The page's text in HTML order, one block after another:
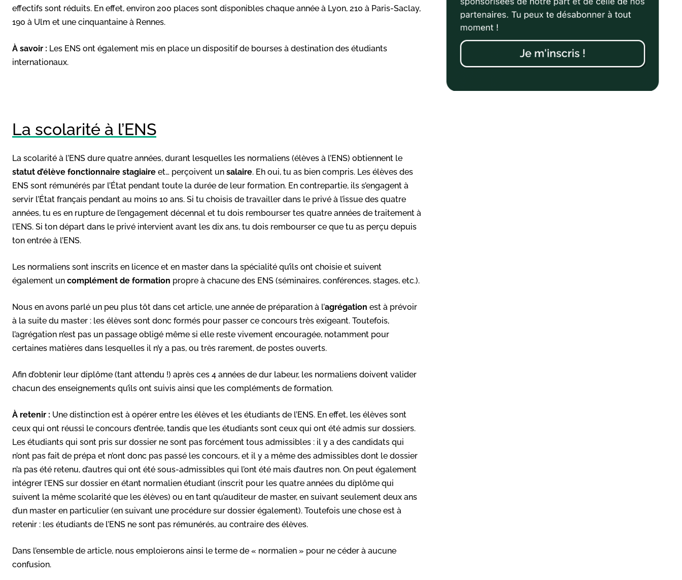
effectifs sont réduits. En effet, environ 200 places sont disponibles chaque année à Lyon, 210 à Paris-Saclay,
190 à Ulm et une cinquantaine à Rennes.
À savoir : Les ENS ont également mis en place un dispositif de bourses à destination des étudiants
internationaux.
La scolarité à l’ENS
La scolarité à l’ENS dure quatre années, durant lesquelles les normaliens (élèves à l’ENS) obtiennent le
statut d’élève fonctionnaire stagiaire et… perçoivent un salaire. Eh oui, tu as bien compris. Les élèves des
ENS sont rémunérés par l’État pendant toute la durée de leur formation. En contrepartie, ils s’engagent à
servir l’État français pendant au moins 10 ans. Si tu choisis de travailler dans le privé à l’issue des quatre
années, tu es en rupture de l’engagement décennal et tu dois rembourser tes quatre années de traitement à
l’ENS. Si ton départ dans le privé intervient avant les dix ans, tu dois rembourser ce que tu as perçu depuis
ton entrée à l’ENS.
Les normaliens sont inscrits en licence et en master dans la spécialité qu’ils ont choisie et suivent
également un complément de formation propre à chacune des ENS (séminaires, conférences, stages, etc.).
Nous en avons parlé un peu plus tôt dans cet article, une année de préparation à l’agrégation est à prévoir
à la suite du master : les élèves sont donc formés pour passer ce concours très exigeant. Toutefois,
l’agrégation n’est pas un passage obligé même si elle reste vivement encouragée, notamment pour
certaines matières dans lesquelles il n’y a pas, ou très rarement, de postes ouverts.
Afin d’obtenir leur diplôme (tant attendu !) après ces 4 années de dur labeur, les normaliens doivent valider
chacun des enseignements qu’ils ont suivis ainsi que les compléments de formation.
À retenir : Une distinction est à opérer entre les élèves et les étudiants de l’ENS. En effet, les élèves sont
ceux qui ont réussi le concours d’entrée, tandis que les étudiants sont ceux qui ont été admis sur dossiers.
Les étudiants qui sont pris sur dossier ne sont pas forcément tous admissibles : il y a des candidats qui
n’ont pas fait de prépa et n’ont donc pas passé les concours, et il y a même des admissibles dont le dossier
n’a pas été retenu, d’autres qui ont été sous-admissibles qui l’ont été mais d’autres non. On peut également
intégrer l’ENS sur dossier en étant normalien étudiant (inscrit pour les quatre années du diplôme qui
suivent la même scolarité que les élèves) ou en tant qu’auditeur de master, en suivant seulement deux ans
d’un master en particulier (en suivant une procédure sur dossier également). Toutefois une chose est à
retenir : les étudiants de l’ENS ne sont pas rémunérés, au contraire des élèves.
Dans l’ensemble de article, nous emploierons ainsi le terme de « normalien » pour ne céder à aucune
confusion.